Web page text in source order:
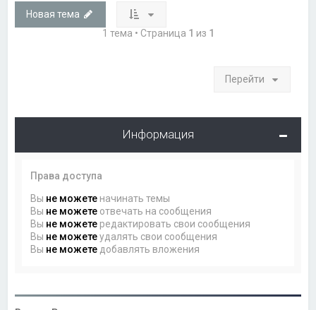
Новая тема
1 тема • Страница 1 из 1
Перейти
Информация
Права доступа
Вы не можете начинать темы
Вы не можете отвечать на сообщения
Вы не можете редактировать свои сообщения
Вы не можетеудалять свои сообщения
Вы не можете добавлять вложения